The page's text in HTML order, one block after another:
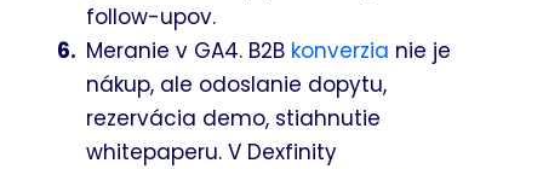
follow-upov.
Meranie v GA4. B2B konverzia nie je
nákup, ale odoslanie dopytu,
rezervácia demo, stiahnutie
whitepaperu. V Dexfinity